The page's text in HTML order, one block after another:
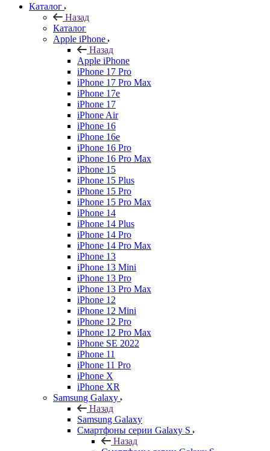
Каталог
Назад
Каталог
Apple iPhone
Назад
Apple iPhone
iPhone 17 Pro
iPhone 17 Pro Max
iPhone 17e
iPhone 17
iPhone Air
iPhone 16
iPhone 16e
iPhone 16 Pro
iPhone 16 Pro Max
iPhone 15
iPhone 15 Plus
iPhone 15 Pro
iPhone 15 Pro Max
iPhone 14
iPhone 14 Plus
iPhone 14 Pro
iPhone 14 Pro Max
iPhone 13
iPhone 13 Mini
iPhone 13 Pro
iPhone 13 Pro Max
iPhone 12
iPhone 12 Mini
iPhone 12 Pro
iPhone 12 Pro Max
iPhone SE 2022
iPhone 11
iPhone 11 Pro
iPhone X
iPhone XR
Samsung Galaxy
Назад
Samsung Galaxy
Смартфоны серии Galaxy S
Назад